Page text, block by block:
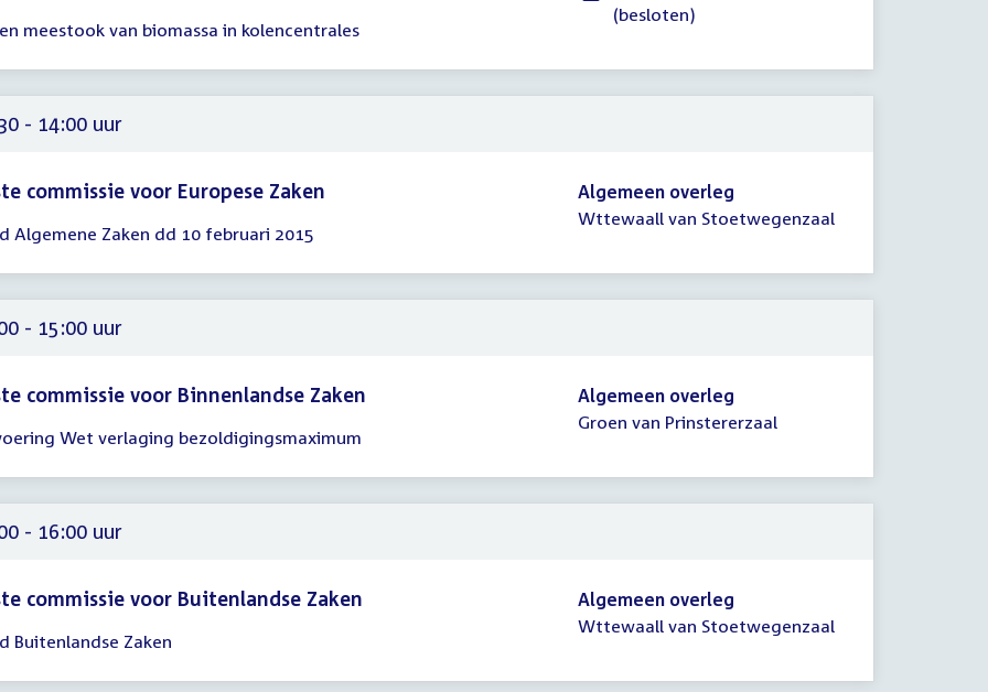
meestook van biomassa in kolencentrales
(besloten)
- 14:00 uur
commissie voor Europese Zaken
Algemene Zaken dd 10 februari 2015
Algemeen overleg
Wttewaall van Stoetwegenzaal
- 15:00 uur
commissie voor Binnenlandse Zaken
Wet verlaging bezoldigingsmaximum
Algemeen overleg
Groen van Prinstererzaal
- 16:00 uur
commissie voor Buitenlandse Zaken
Buitenlandse Zaken
Algemeen overleg
Wttewaall van Stoetwegenzaal